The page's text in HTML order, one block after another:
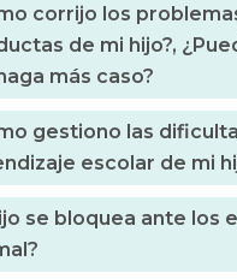
corrijo los
de mi hijo?,
más caso?
gestiono las
escolar de mi
se bloquea ante los